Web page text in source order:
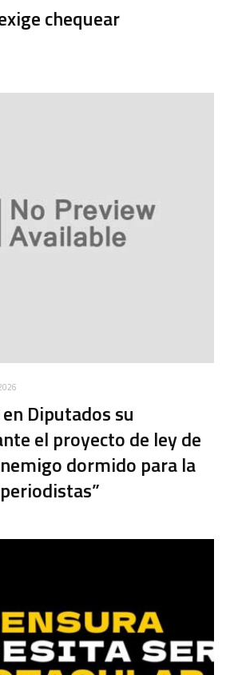
chequear
Diputados su
el proyecto de ley de
dormido para la